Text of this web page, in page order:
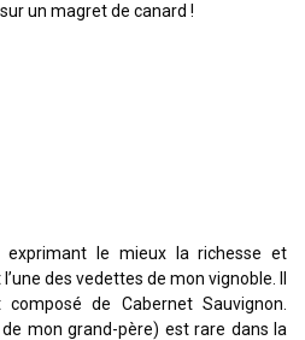
un magret de canard !
exprimant le mieux la richesse et
des vedettes de mon vignoble. Il
de Cabernet Sauvignon.
mon grand-père) est rare dans la